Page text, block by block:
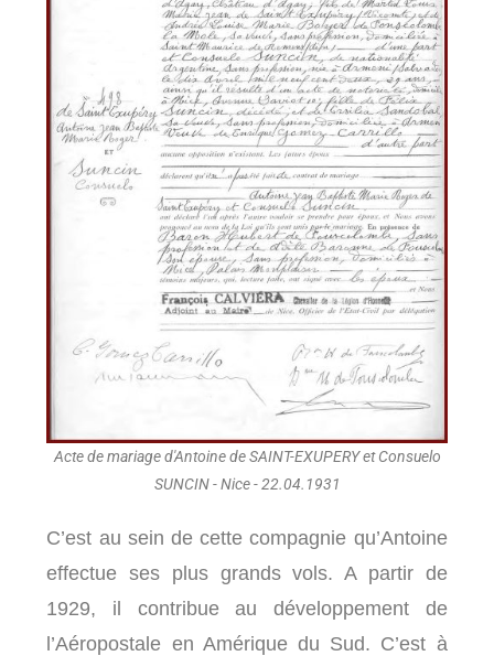
Acte de mariage d'Antoine de SAINT-EXUPERY et Consuelo
SUNCIN - Nice - 22.04.1931
C’est au sein de cette compagnie qu’Antoine
effectue ses plus grands vols. A partir de
1929, il contribue au développement de
l’Aéropostale en Amérique du Sud. C’est à